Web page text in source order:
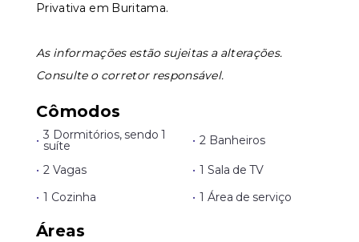
Privativa em Buritama.
As informações estão sujeitas a alterações.
Consulte o corretor responsável.
Cômodos
• 3 Dormitórios, sendo 1
suíte • 2 Banheiros
• 2 Vagas • 1 Sala de TV
• 1 Cozinha • 1 Área de serviço
Áreas